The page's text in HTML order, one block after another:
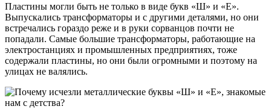
Пластины могли быть не только в виде букв «Ш» и «Е».
Выпускались трансформаторы и с другими деталями, но они
встречались гораздо реже и в руки сорванцов почти не
попадали. Самые большие трансформаторы, работающие на
электростанциях и промышленных предприятиях, тоже
содержали пластины, но они были огромными и поэтому на
улицах не валялись.